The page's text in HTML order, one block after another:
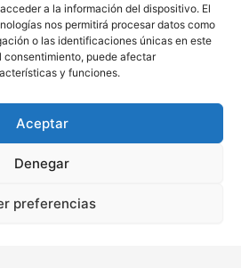
a la información del dispositivo. El
nos permitirá procesar datos como
o las identificaciones únicas en este
consentimiento, puede afectar
y funciones.
Aceptar
Denegar
preferencias
- Todos los derechos reservados
de Cookies | Aviso Legal